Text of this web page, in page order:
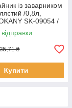
із заварником
/0,8л,
SK-09054 /
електричний
₴
Купити